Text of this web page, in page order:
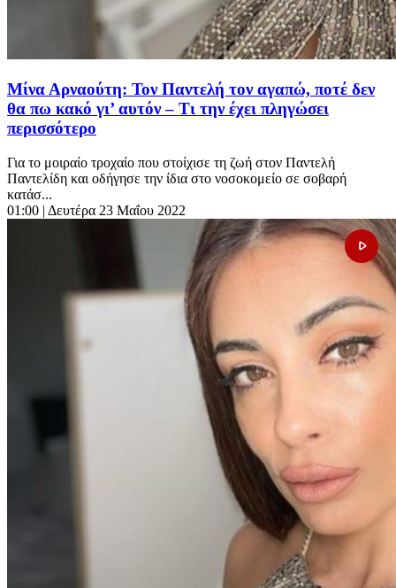
Μίνα Αρναούτη: Τον Παντελή τον αγαπώ, ποτέ δεν
θα πω κακό γι’ αυτόν – Τι την έχει πληγώσει
περισσότερο
Για το μοιραίο τροχαίο που στοίχισε τη ζωή στον Παντελή
Παντελίδη και οδήγησε την ίδια στο νοσοκομείο σε σοβαρή
κατάσ...
01:00 | Δευτέρα 23 Μαΐου 2022